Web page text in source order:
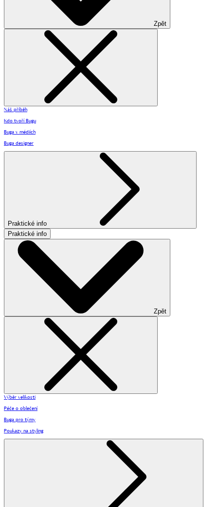
Zpět
Náš příběh
Kdo tvoří Bugu
Buga v médiích
Buga designer
Praktické info
Praktické info
Zpět
Výběr velikosti
Péče o oblečení
Buga pro týmy
Poukazy na styling